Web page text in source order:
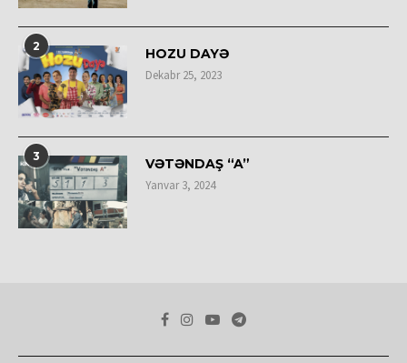
2 HOZU DAYƏ
Dekabr 25, 2023
3 VƏTƏNDAŞ “A”
Yanvar 3, 2024